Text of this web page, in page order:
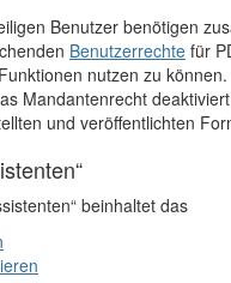
Benutzer benötigen
Benutzerrechte für
nutzen zu können.
Mandantenrecht
und veröffentlichten
beinhaltet das